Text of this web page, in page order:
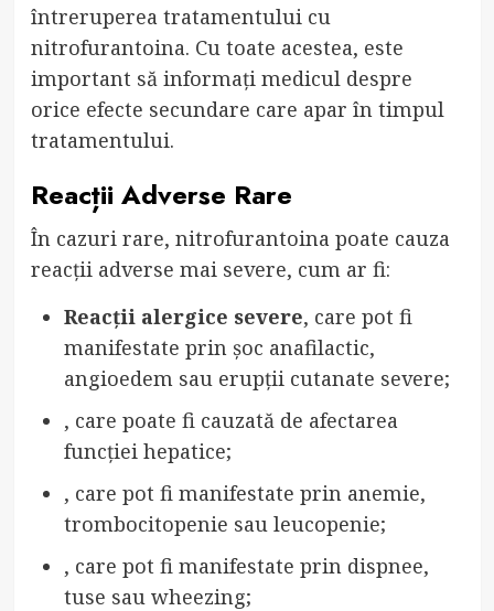
întreruperea tratamentului cu
nitrofurantoina. Cu toate acestea, este
important să informați medicul despre
orice efecte secundare care apar în timpul
tratamentului.
Reacții Adverse Rare
În cazuri rare, nitrofurantoina poate cauza
reacții adverse mai severe, cum ar fi:
Reacții alergice severe, care pot fi
manifestate prin șoc anafilactic,
angioedem sau erupții cutanate severe;
, care poate fi cauzată de afectarea
funcției hepatice;
, care pot fi manifestate prin anemie,
trombocitopenie sau leucopenie;
, care pot fi manifestate prin dispnee,
tuse sau wheezing;